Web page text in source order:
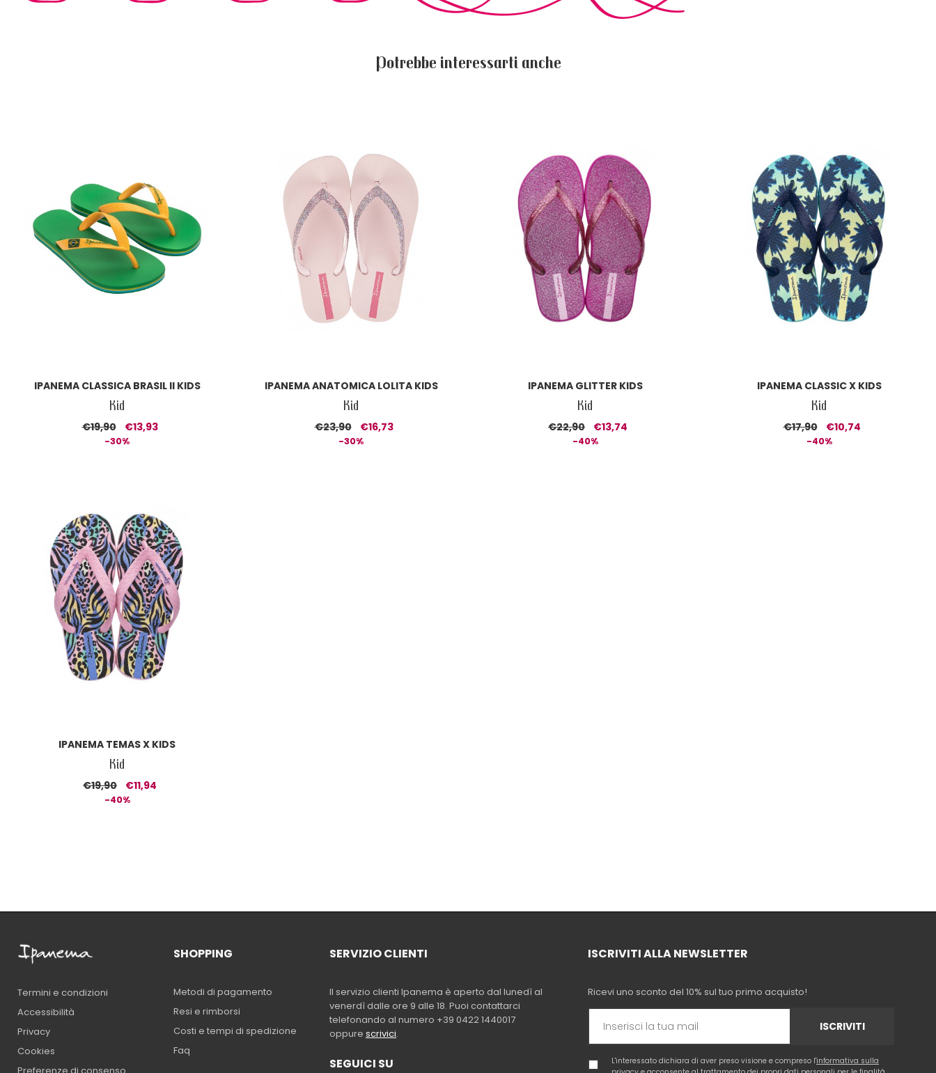
Potrebbe interessarti anche
IPANEMA CLASSICA BRASIL II KIDS
Kid
€19,90 €13,93
-30%
IPANEMA ANATOMICA LOLITA KIDS
Kid
€23,90 €16,73
-30%
IPANEMA GLITTER KIDS
Kid
€22,90 €13,74
-40%
IPANEMA CLASSIC X KIDS
Kid
€17,90 €10,74
-40%
IPANEMA TEMAS X KIDS
Kid
€19,90 €11,94
-40%
Termini e condizioni
Accessibilità
Privacy
Cookies
Preferenze di consenso
SHOPPING
Metodi di pagamento
Resi e rimborsi
Costi e tempi di spedizione
Faq
SERVIZIO CLIENTI
Il servizio clienti Ipanema è aperto dal lunedì al
venerdì dalle ore 9 alle 18. Puoi contattarci
telefonando al numero +39 0422 1440017
oppure scrivici.
SEGUICI SU
ISCRIVITI ALLA NEWSLETTER
Ricevi uno sconto del 10% sul tuo primo acquisto!
ISCRIVITI
L'interessato dichiara di aver preso visione e compreso l'informativa sulla